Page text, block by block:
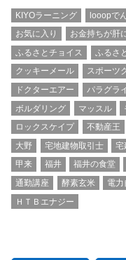
KIYOラーニング looopで
お気に入り
お金持ちが肝
ふるさとチョイス
ふるさ
クッキーメール
スポーツ
ドクターエアー
パラグラ
ボルダリング
マッスル
ロックスケイプ
不動産王
大野
宅地建物取引士 宅
甲来
福井 福井の食堂
通勤講座
酵素玄米 電力
ＨＴＢエナジー